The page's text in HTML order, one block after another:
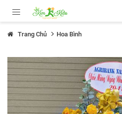
Trang Chủ Hoa Bình